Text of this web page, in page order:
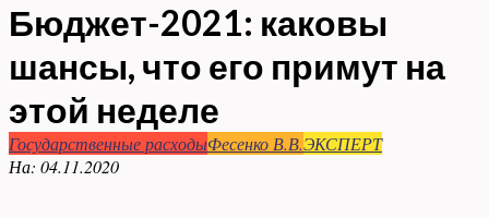
Бюджет-2021: каковы
шансы, что его примут на
этой неделе
Государственные расходыФесенко В.В.ЭКСПЕРТ
На: 04.11.2020